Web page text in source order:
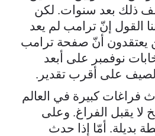
ذلك بعد سنوات. لكن
القول إنّ ترامب لم يعد
يعتقدون أنّ صفحة ترامب
نوفمبر على أبعد
على أقرب تقدير.
فراغات كبيرة في العالم
لا يقبل الفراغ. وعلى
بديلة. أمّا إذا حدث